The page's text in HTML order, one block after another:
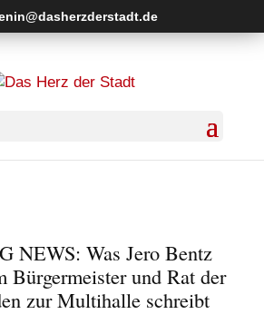
NEWS: Was Jero Bentz
Bürgermeister und Rat der
zur Multihalle schreibt